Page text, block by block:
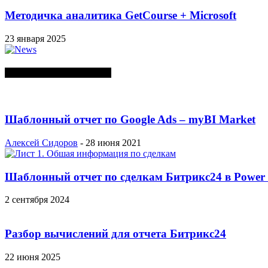
Методичка аналитика GetCourse + Microsoft
23 января 2025
Шаблонный отчет по Google Ads – myBI Market
Алексей Сидоров - 28 июня 2021
Шаблонный отчет по сделкам Битрикс24 в
2 сентября 2024
Разбор вычислений для отчета Битрикс24
22 июня 2025